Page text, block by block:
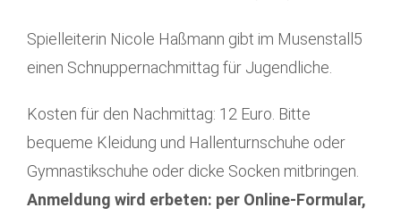
Spielleiterin Nicole Haßmann gibt im Musenstall5
einen Schnuppernachmittag für Jugendliche.
Kosten für den Nachmittag: 12 Euro. Bitte
bequeme Kleidung und Hallenturnschuhe oder
Gymnastikschuhe oder dicke Socken mitbringen.
Anmeldung wird erbeten: per Online-Formular,